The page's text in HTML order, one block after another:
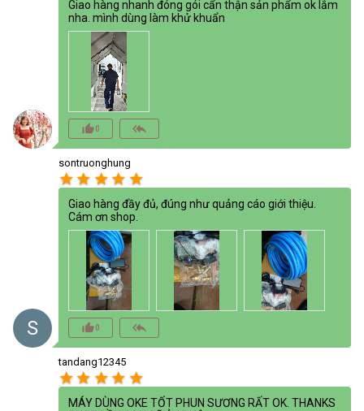
Giao hàng nhanh đóng gói cẩn thận sản phẩm ok lắm
nha. mình dùng làm khử khuẩn
thumb_up_alt0 reply_all
S
sontruonghung
star star star star star
Giao hàng đầy đủ, đúng như quảng cáo giới thiệu.
Cám ơn shop.
thumb_up_alt0 reply_all
tandang12345
star star star star star
MÁY DÙNG OKE TỐT PHUN SƯƠNG RẤT OK. THANKS